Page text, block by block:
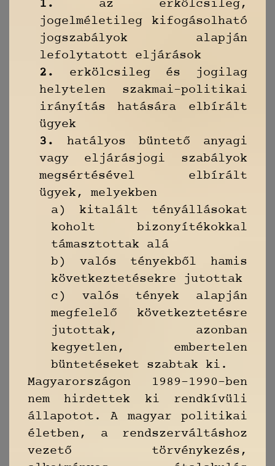
1.
az erkölcsileg,
jogelméletileg kifogásolható
jogszabályok alapján
lefolytatott eljárások
2.
erkölcsileg és jogilag
helytelen szakmai-politikai
irányítás hatására elbírált
ügyek
3.
hatályos büntető anyagi
vagy eljárásjogi szabályok
megsértésével elbírált
ügyek, melyekben
a) kitalált tényállásokat
koholt bizonyítékokkal
támasztottak alá
b) valós tényekből hamis
következtetésekre jutottak
c) valós tények alapján
megfelelő következtetésre
jutottak, azonban
kegyetlen, embertelen
büntetéseket szabtak ki.
Magyarországon 1989–1990-ben
nem hirdettek ki rendkívüli
állapotot. A magyar politikai
életben, a rendszerváltáshoz
vezető törvénykezés,